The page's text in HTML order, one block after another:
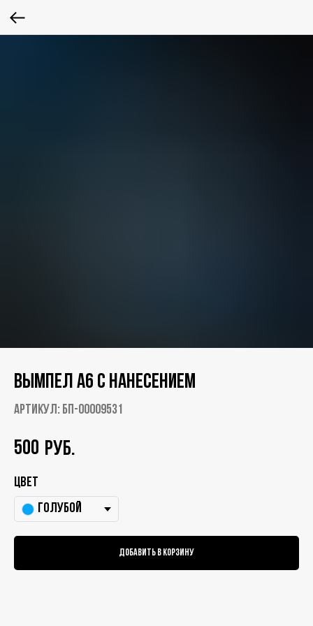
Вымпел А6 с нанесением
Артикул: БП-00009531
500 руб.
Цвет
Голубой
Добавить в корзину